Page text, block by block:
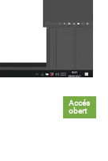
Accés
obert